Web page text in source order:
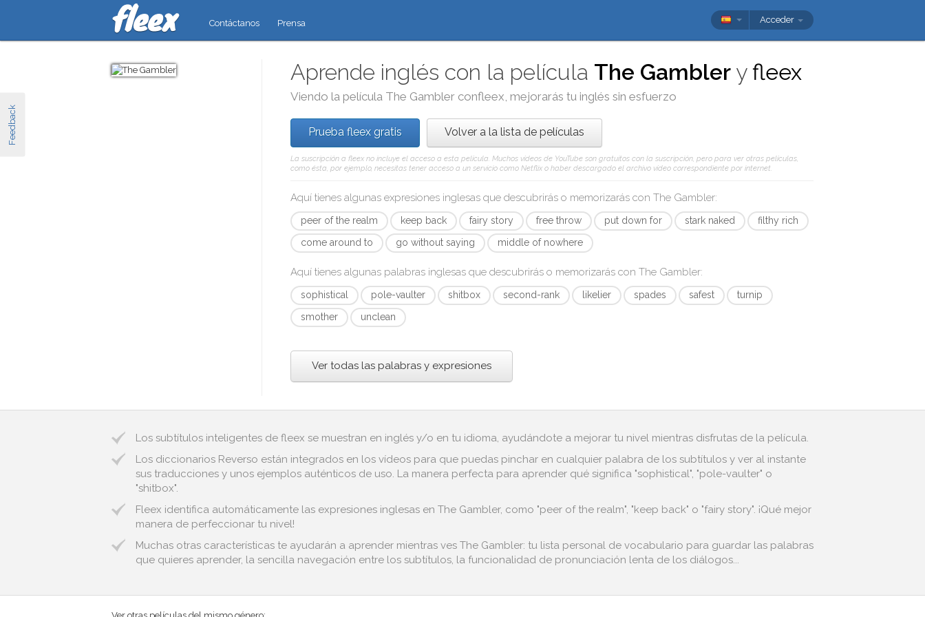
Feedback
Contáctanos Prensa Acceder
Aprende inglés con la película The Gambler yfleex
Viendo la película The Gambler confleex, mejorarás tu inglés sin esfuerzo
Prueba fleex gratis Volver a la lista de películas
La suscripción a fleex no incluye el acceso a esta película. Muchos vídeos de YouTube son gratuitos con la suscripción, pero para ver otras películas,
como ésta, por ejemplo, necesitas tener acceso a un servicio como Netflix o haber descargado el archivo vídeo correspondiente por internet.
Aquí tienes algunas expresiones inglesas que descubrirás o memorizarás conThe Gambler:
peer of the realm keep back fairy story free throw put down for stark naked
filthy rich
come around to
go without saying middle of nowhere
Aquí tienes algunas palabras inglesas que descubrirás o memorizarás conThe Gambler:
sophistical pole-vaulter shitbox second-rank likelier spades safest
turnip
smother
unclean
Ver todas las palabras y expresiones
Los subtítulos inteligentes de fleex se muestran en inglés y/o en tu idioma, ayudándote a mejorar tu nivel mientras disfrutas de la película.
Los diccionarios Reverso están integrados en los vídeos para que puedas pinchar en cualquier palabra de los subtítulos y ver al instante
sus traducciones y unos ejemplos auténticos de uso. La manera perfecta para aprender qué significa "sophistical", "pole-vaulter" o
"shitbox".
Fleex identifica automáticamente las expresiones inglesas en The Gambler, como "peer of the realm", "keep back" o "fairy story". ¡Qué mejor
manera de perfeccionar tu nivel!
Muchas otras características te ayudarán a aprender mientras ves The Gambler: tu lista personal de vocabulario para guardar las palabras
que quieres aprender, la sencilla navegación entre los subtítulos, la funcionalidad de pronunciación lenta de los diálogos...